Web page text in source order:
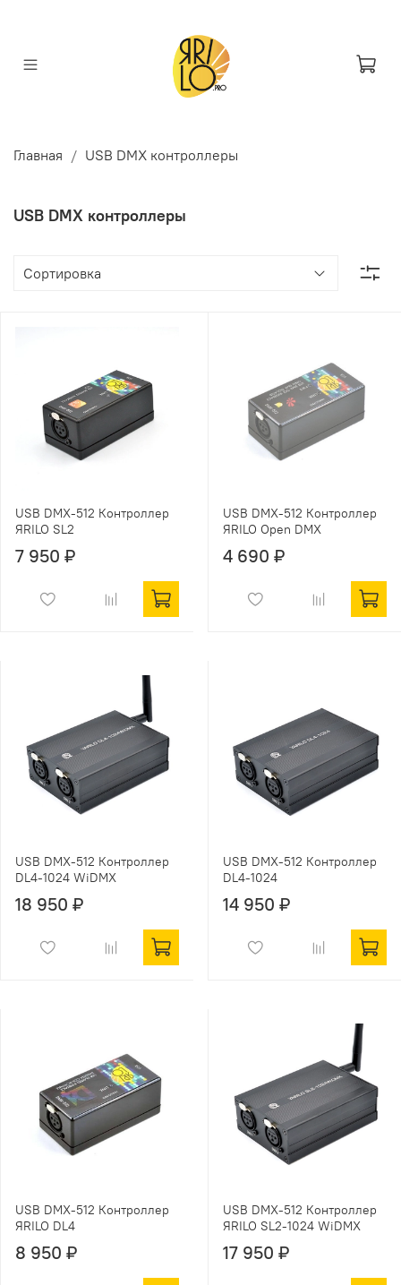
Главная USB DMX контроллеры
USB DMX контроллеры
USB DMX-512 Контроллер
ЯRILO SL2
7 950 ₽
USB DMX-512 Контроллер
ЯRILO Open DMX
4 690 ₽
USB DMX-512 Контроллер
DL4-1024 WiDMX
18 950 ₽
USB DMX-512 Контроллер
DL4-1024
14 950 ₽
USB DMX-512 Контроллер
ЯRILO DL4
8 950 ₽
USB DMX-512 Контроллер
ЯRILO SL2-1024 WiDMX
17 950 ₽